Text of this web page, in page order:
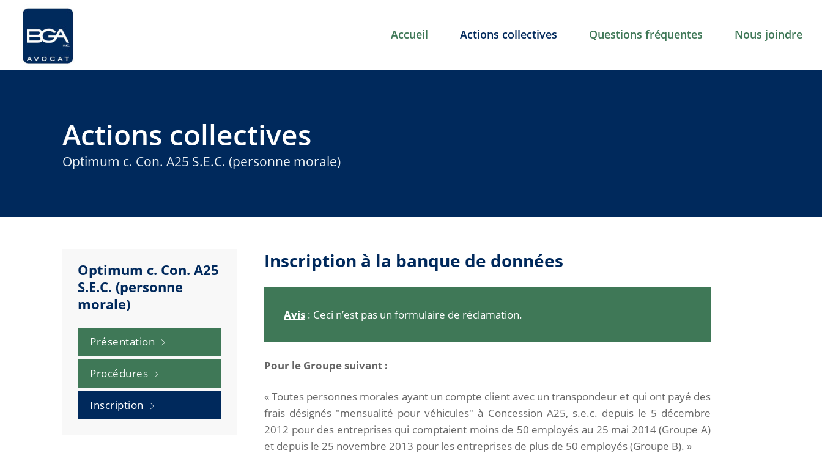
Accueil Actions collectives Questions fréquentes Nous joindre
Actions collectives
Optimum c. Con. A25 S.E.C. (personne morale)
Optimum c. Con. A25
S.E.C. (personne
morale)
Présentation
Procédures
Inscription
Inscription à la banque de données
Avis : Ceci n’est pas un formulaire de réclamation.
Pour le Groupe suivant :
« Toutes personnes morales ayant un compte client avec un transpondeur et qui ont payé des
frais désignés "mensualité pour véhicules" à Concession A25, s.e.c. depuis le 5 décembre
2012 pour des entreprises qui comptaient moins de 50 employés au 25 mai 2014 (Groupe A)
et depuis le 25 novembre 2013 pour les entreprises de plus de 50 employés (Groupe B). »